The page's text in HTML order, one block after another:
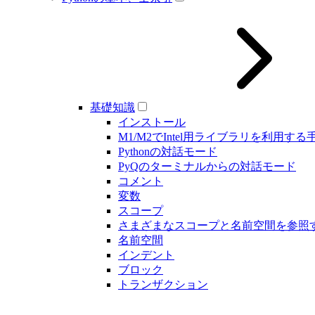
基礎知識
インストール
M1/M2でIntel用ライブラリを利用する
Pythonの対話モード
PyQのターミナルからの対話モード
コメント
変数
スコープ
さまざまなスコープと名前空間を参照
名前空間
インデント
ブロック
トランザクション